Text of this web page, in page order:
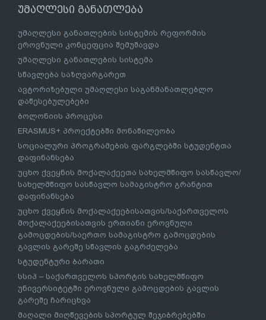
უმაღლესი განათლება
უმაღლესი განათლების სისტემის რეფორმის
ეროვნული კონცეფცია შემუშავდა
უმაღლესი განათლების სისტემა
სწავლება საზღვარგარეთ
ავტორიზებული უმაღლესი საგანმანათლებლო
დაწესებულებები
ბოლონიის პროცესი
ERASMUS+ პროექტებში მონაწილეობა
სოციალური პროგრამების ფარგლებში სტუდენტთა
დაფინანსება
უცხო ქვეყნის მოქალაქეეთა სახელმწიფო სასწავლო/
სახელმწიფო სასწავლო სამაგისტრო გრანტით
დაფინანსება
უცხო ქვეყნის მოქალაქეებისათვის/საქართველოს
მოქალაქეებისათვის ერთიანი ეროვნული
გამოცდების/საერთო სამაგისტრო გამოცდების
გავლის გარეშე სწავლის გაგრძელება
სტუდენტური ბარათი
სსიპ – საქართველოს სპორტის სახელმწიფო
უნივერსიტეტში ეროვნული გამოცდების გავლის
გარეშე ჩარიცხვა
მაღალი მიღწევების სპორტულ შეჯიბრებებში